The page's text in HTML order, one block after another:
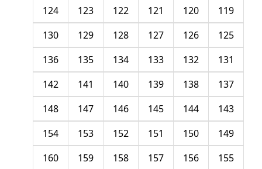
119
120
121
122
123
124
125
126
127
128
129
130
131
132
133
134
135
136
137
138
139
140
141
142
143
144
145
146
147
148
149
150
151
152
153
154
155
156
157
158
159
160